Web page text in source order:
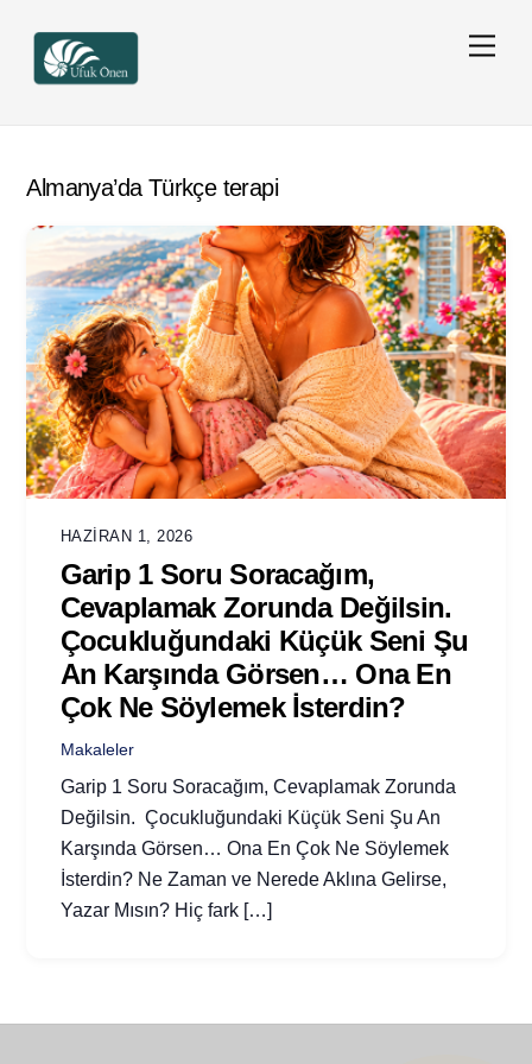
content
Almanya’da Türkçe terapi
HAZIRAN 1, 2026
Garip 1 Soru Soracağım,
Cevaplamak Zorunda Değilsin.
Çocukluğundaki Küçük Seni Şu
An Karşında Görsen… Ona En
Çok Ne Söylemek İsterdin?
Makaleler
Garip 1 Soru Soracağım, Cevaplamak Zorunda
Değilsin. Çocukluğundaki Küçük Seni Şu An
Karşında Görsen… Ona En Çok Ne Söylemek
İsterdin? Ne Zaman ve Nerede Aklına Gelirse,
Yazar Mısın? Hiç fark […]